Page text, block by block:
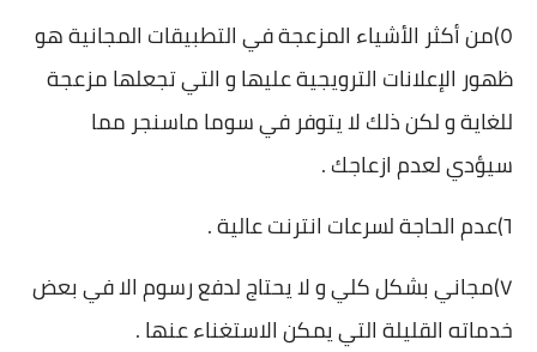
٥)من أكثر الأشياء المزعجة في التطبيقات المجانية هو
ظهور الإعلانات الترويجية عليها و التي تجعلها مزعجة
للغاية و لكن ذلك لا يتوفر في سوما ماسنجر مما
سيؤدي لعدم ازعاجك .
٦)عدم الحاجة لسرعات انترنت عالية .
٧)مجاني بشكل كلي و لا يحتاج لدفع رسوم الا في بعض
خدماته القليلة التي يمكن الاستغناء عنها .